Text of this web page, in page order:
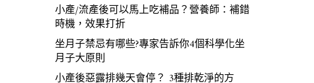
小產/流產後可以馬上吃補品？營養師：補錯
時機，效果打折
坐月子禁忌有哪些?專家告訴你4個科學化坐
月子大原則
小產後惡露排幾天會停？ 3種排乾淨的方